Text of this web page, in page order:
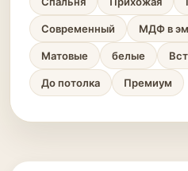
Современный МДФ в
Матовые белые
До потолка Премиум